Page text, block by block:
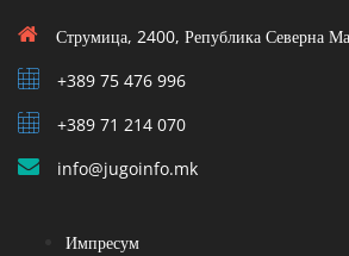
Струмица, 2400, Република Северна
+389 75 476 996
+389 71 214 070
info@jugoinfo.mk
Импресум